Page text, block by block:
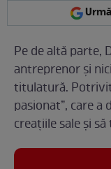
Pe de altă parte,
antreprenor și
titulatură.
pasionat”, care a
creațiile sale și